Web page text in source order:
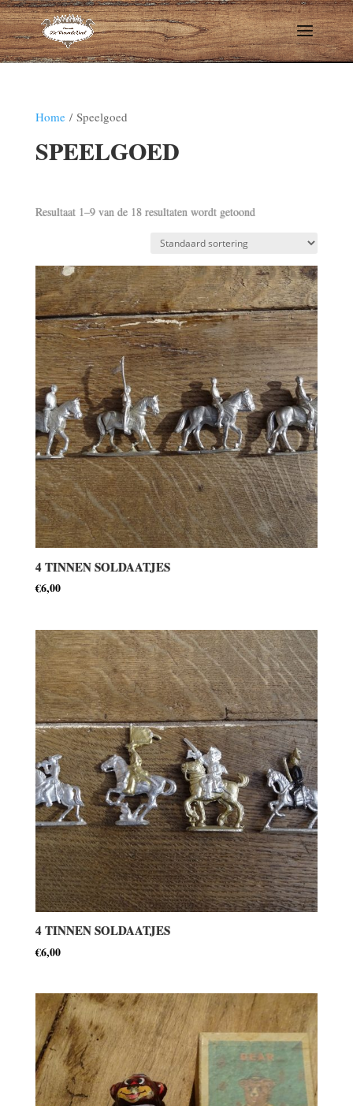
Home/ Speelgoed
SPEELGOED
Resultaat 1–9 van de 18 resultaten wordt getoond
4 TINNEN SOLDAATJES
€6,00
4 TINNEN SOLDAATJES
€6,00